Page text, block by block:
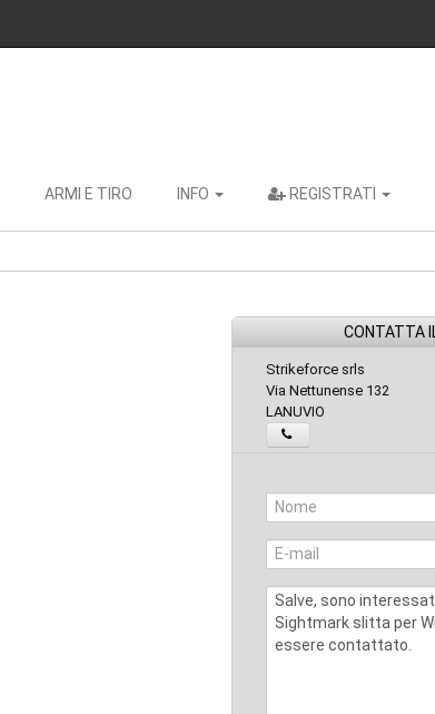
ARMI E TIRO INFO REGISTRATI
CONTATTA
Strikeforce srls
Via Nettunense 132
LANUVIO